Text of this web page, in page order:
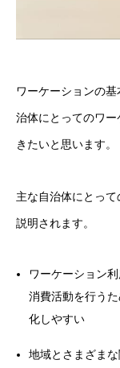
ワーケーションの
治体にとってのワ
きたいと思います。
主な自治体にとっ
説明されます。
ワーケーション
消費活動を行う
化しやすい
地域とさまざま